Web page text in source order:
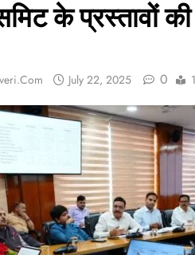
के प्रस्तावों
July 22, 2025 0